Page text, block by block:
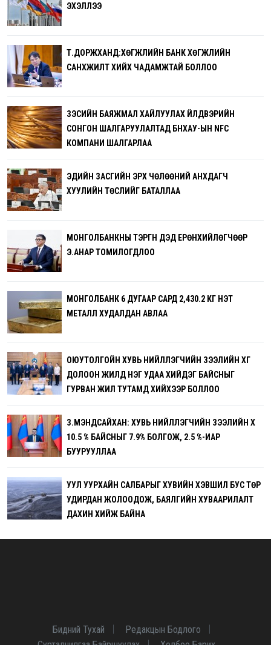
ЭХЭЛЛЭЭ
Т.ДОРЖХАНД:ХӨГЖЛИЙН БАНК ХӨГЖЛИЙН
САНХҮҮЖИЛТ ХИЙХ ЧАДАМЖТАЙ БОЛЛОО
ЗЭСИЙН БАЯЖМАЛ ХАЙЛУУЛАХ ҮЙЛДВЭРИЙН
СОНГОН ШАЛГАРУУЛАЛТАД БНХАУ-ЫН NFC
КОМПАНИ ШАЛГАРЛАА
ЭДИЙН ЗАСГИЙН ЭРХ ЧӨЛӨӨНИЙ АНХДАГЧ
ХУУЛИЙН ТӨСЛИЙГ БАТАЛЛАА
МОНГОЛБАНКНЫ ТЭРГҮҮН ДЭД ЕРӨНХИЙЛӨГЧӨӨР
Э.АНАР ТОМИЛОГДЛОО
МОНГОЛБАНК 6 ДУГААР САРД 2,430.2 КГ ҮНЭТ
МЕТАЛЛ ХУДАЛДАН АВЛАА
ОЮУТОЛГОЙН ХУВЬ НИЙЛҮҮЛЭГЧИЙН ЗЭЭЛИЙН ХҮҮГ
ДОЛООН ЖИЛД НЭГ УДАА ХИЙДЭГ БАЙСНЫГ
ГУРВАН ЖИЛ ТУТАМД ХИЙХЭЭР БОЛЛОО
З.МЭНДСАЙХАН: ХУВЬ НИЙЛҮҮЛЭГЧИЙН ЗЭЭЛИЙН ХҮҮ
10.5 % БАЙСНЫГ 7.9% БОЛГОЖ, 2.5 %-ИАР
БУУРУУЛЛАА
УУЛ УУРХАЙН САЛБАРЫГ ХУВИЙН ХЭВШИЛ БУС ТӨР
УДИРДАН ЖОЛООДОЖ, БАЯЛГИЙН ХУВААРИЛАЛТ
ДАХИН ХИЙЖ БАЙНА
Бидний Тухай
Редакцын Бодлого